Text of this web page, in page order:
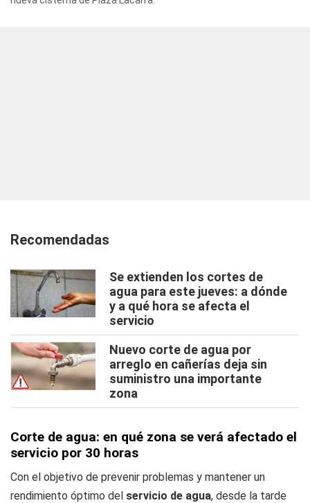
Recomendadas
Se extienden los cortes de
agua para este jueves: a dónde
y a qué hora se afecta el
servicio
Nuevo corte de agua por
arreglo en cañerías deja sin
suministro una importante
zona
Corte de agua: en qué zona se verá afectado el
servicio por 30 horas
Con el objetivo de prevenir problemas y mantener un
rendimiento óptimo del servicio de agua, desde la tarde